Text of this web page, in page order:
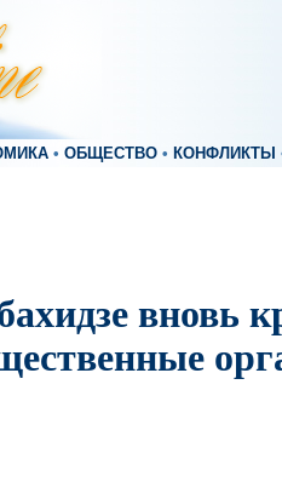
• ОБЩЕСТВО • КОНФЛИКТЫ
вновь